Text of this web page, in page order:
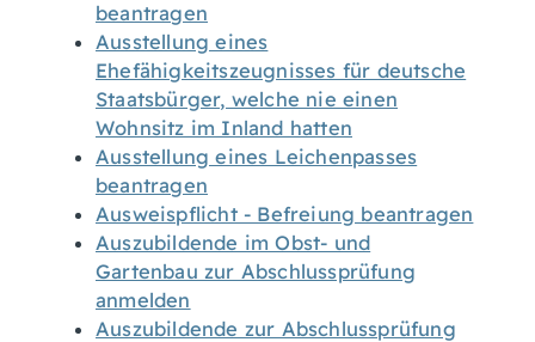
beantragen
Ausstellung eines
Ehefähigkeitszeugnisses für deutsche
Staatsbürger, welche nie einen
Wohnsitz im Inland hatten
Ausstellung eines Leichenpasses
beantragen
Ausweispflicht - Befreiung beantragen
Auszubildende im Obst- und
Gartenbau zur Abschlussprüfung
anmelden
Auszubildende zur Abschlussprüfung